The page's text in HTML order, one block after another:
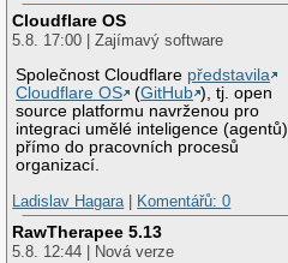
Cloudflare OS
5.8. 17:00 | Zajímavý software
Společnost Cloudflare představila
Cloudflare OS
(GitHub ), tj. open
source platformu navrženou pro
integraci umělé inteligence (agentů)
přímo do pracovních procesů
organizací.
Ladislav Hagara
Komentářů: 0
RawTherapee 5.13
5.8. 12:44 | Nová verze